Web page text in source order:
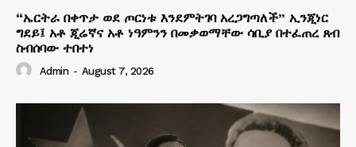
“ኤርትራ በቀጥታ ወደ ጦርነቱ እንደምትገባ አረጋግጣለች” ኢንጂነር
ግደይ፤ አቶ ጂሬኛና አቶ ነዓምንን በመቃወማቸው ሳቢያ በተፈጠረ ጸብ
ስብሰባው ተበተነ
Admin - August 7, 2026